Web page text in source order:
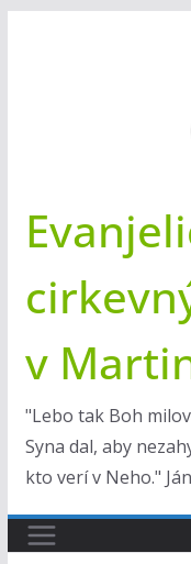
v
"Lebo tak Boh
Syna dal, aby
kto verí v Neho."